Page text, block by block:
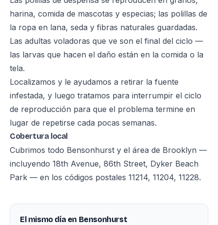
harina, comida de mascotas y especias; las polillas de
la ropa en lana, seda y fibras naturales guardadas.
Las adultas voladoras que ve son el final del ciclo —
las larvas que hacen el daño están en la comida o la
tela.
Localizamos y le ayudamos a retirar la fuente
infestada, y luego tratamos para interrumpir el ciclo
de reproducción para que el problema termine en
lugar de repetirse cada pocas semanas.
Cobertura local
Cubrimos todo Bensonhurst y el área de Brooklyn —
incluyendo 18th Avenue, 86th Street, Dyker Beach
Park — en los códigos postales 11214, 11204, 11228.
El mismo día en Bensonhurst